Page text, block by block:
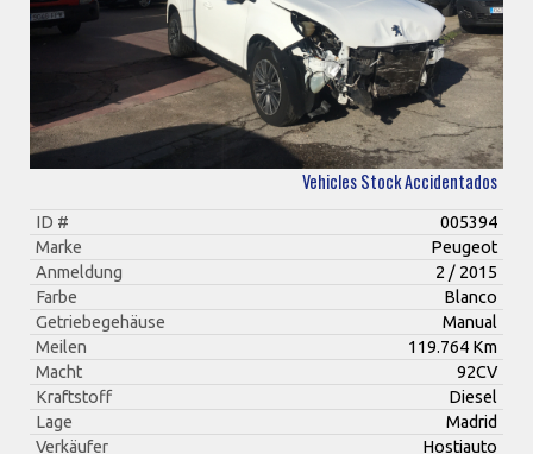
Vehicles Stock Accidentados
ID #
005394
Marke
Peugeot
Anmeldung
2 / 2015
Farbe
Blanco
Getriebegehäuse
Manual
Meilen
119.764 Km
Macht
92CV
Kraftstoff
Diesel
Lage
Madrid
Verkäufer
Hostiauto